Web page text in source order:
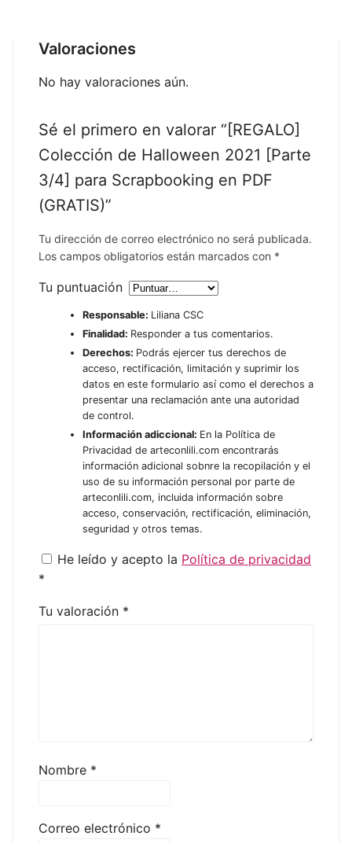
Valoraciones
No hay valoraciones aún.
Sé el primero en valorar “[REGALO]
Colección de Halloween 2021 [Parte
3/4] para Scrapbooking en PDF
(GRATIS)”
Tu dirección de correo electrónico no será publicada.
Los campos obligatorios están marcados con *
Tu puntuación
Tu valoración *
Nombre *
Correo electrónico *
Responsable: Liliana CSC
Finalidad: Responder a tus comentarios.
Derechos: Podrás ejercer tus derechos de
acceso, rectificación, limitación y suprimir los
datos en este formulario así como el derechos a
presentar una reclamación ante una autoridad
de control.
Información adiccional: En la Política de
Privacidad de arteconlili.com encontrarás
información adicional sobnre la recopilación y el
uso de su información personal por parte de
arteconlili.com, incluida información sobre
acceso, conservación, rectificación, eliminación,
seguridad y otros temas.
He leído y acepto la Política de privacidad
*